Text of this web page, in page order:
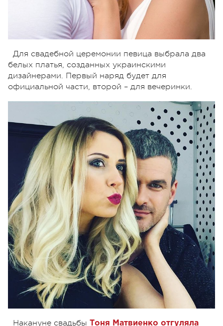
Для свадебной церемонии певица выбрала два
белых платья, созданных украинскими
дизайнерами. Первый наряд будет для
официальной части, второй – для вечеринки.
Накануне свадьбы Тоня Матвиенко отгуляла